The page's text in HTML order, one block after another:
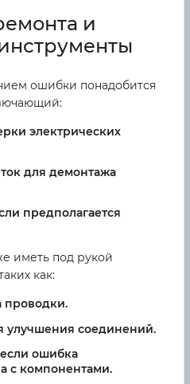
и
ошибки понадобится
электрических
для демонтажа
предполагается
иметь под рукой
как:
проводки.
улучшения соединений.
ошибка
с компонентами.